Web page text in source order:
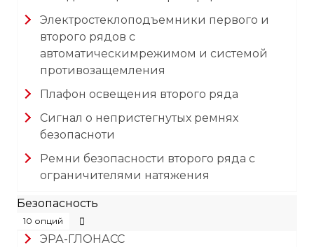
Электростеклоподъемники первого и
второго рядов с
автоматическимрежимом и системой
противозащемления
Плафон освещения второго ряда
Сигнал о непристегнутых ремнях
безопасноти
Ремни безопасности второго ряда с
ограничителями натяжения
Безопасность
10 опций
ЭРА-ГЛОНАСС